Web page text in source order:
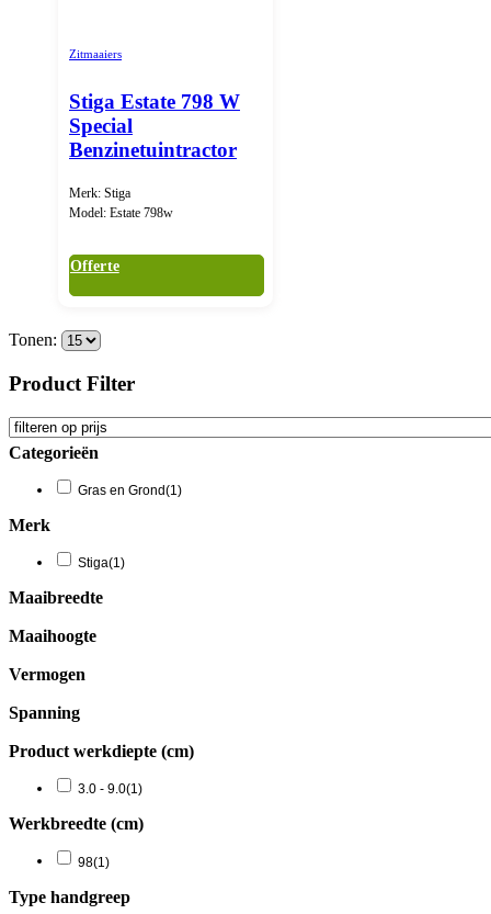
Zitmaaiers
Stiga Estate 798 W
Special
Benzinetuintractor
Merk: Stiga
Model: Estate 798w
Offerte
Tonen:
Product Filter
Categorieën
Gras en Grond(1)
Merk
Stiga(1)
Maaibreedte
Maaihoogte
Vermogen
Spanning
Product werkdiepte (cm)
3.0 - 9.0(1)
Werkbreedte (cm)
98(1)
Type handgreep